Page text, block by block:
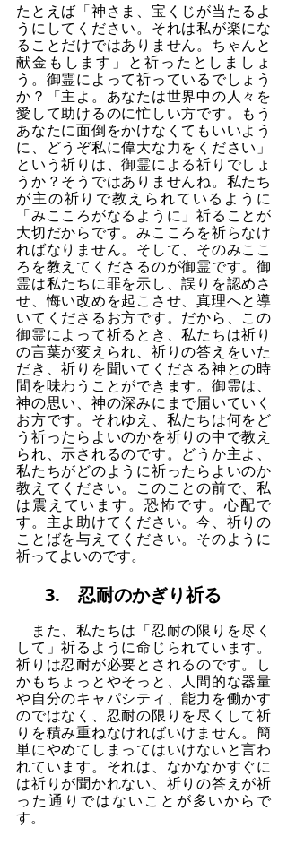
たとえば「神さま、宝くじが当たるよ
うにしてください。それは私が楽にな
ることだけではありません。ちゃんと
献金もします」と祈ったとしましょ
う。御霊によって祈っているでしょう
か？「主よ。あなたは世界中の人々を
愛して助けるのに忙しい方です。もう
あなたに面倒をかけなくてもいいよう
に、どうぞ私に偉大な力をください」
という祈りは、御霊による祈りでしょ
うか？そうではありませんね。私たち
が主の祈りで教えられているように
「みこころがなるように」祈ることが
大切だからです。みこころを祈らなけ
ればなりません。そして、そのみここ
ろを教えてくださるのが御霊です。御
霊は私たちに罪を示し、誤りを認めさ
せ、悔い改めを起こさせ、真理へと導
いてくださるお方です。だから、この
御霊によって祈るとき、私たちは祈り
の言葉が変えられ、祈りの答えをいた
だき、祈りを聞いてくださる神との時
間を味わうことができます。御霊は、
神の思い、神の深みにまで届いていく
お方です。それゆえ、私たちは何をど
う祈ったらよいのかを祈りの中で教え
られ、示されるのです。どうか主よ、
私たちがどのように祈ったらよいのか
教えてください。このことの前で、私
は震えています。恐怖です。心配で
す。主よ助けてください。今、祈りの
ことばを与えてください。そのように
祈ってよいのです。
3.　忍耐のかぎり祈る
また、私たちは「忍耐の限りを尽く
して」祈るように命じられています。
祈りは忍耐が必要とされるのです。し
かもちょっとやそっと、人間的な器量
や自分のキャパシティ、能力を働かす
のではなく、忍耐の限りを尽くして祈
りを積み重ねなければいけません。簡
単にやめてしまってはいけないと言わ
れています。それは、なかなかすぐに
は祈りが聞かれない、祈りの答えが祈
った通りではないことが多いからで
す。